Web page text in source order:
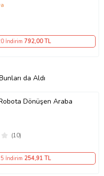
Model Araba
İndirim 792,00 TL
da Aldı
Dönüşen Araba
(10)
İndirim 254,91 TL